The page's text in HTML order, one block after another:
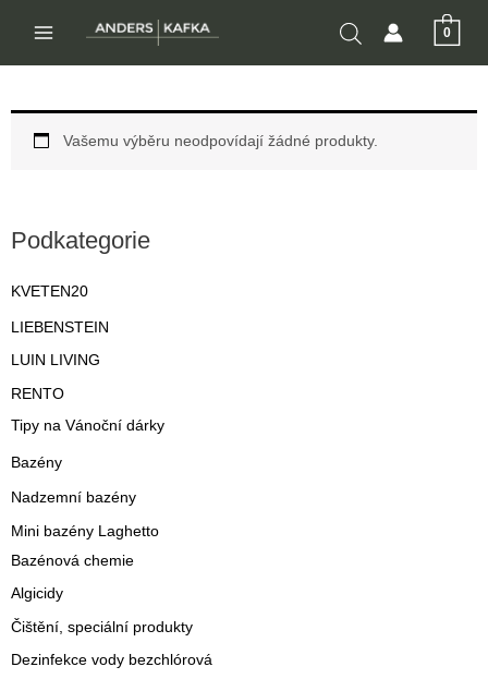
obsah
0
Podkategorie
KVETEN20
LIEBENSTEIN
LUIN LIVING
RENTO
Tipy na Vánoční dárky
Bazény
Nadzemní bazény
Mini bazény Laghetto
Bazénová chemie
Algicidy
Čištění, speciální produkty
Dezinfekce vody bezchlórová
Vašemu výběru neodpovídají žádné produkty.